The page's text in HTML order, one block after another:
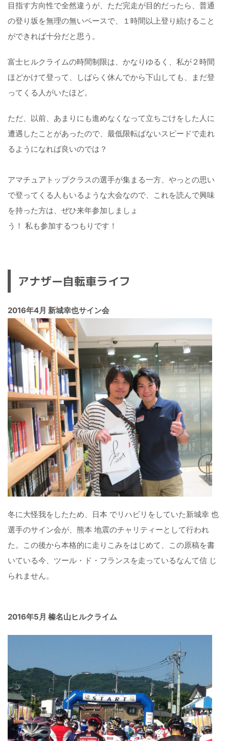
目指す方向性で全然違うが、ただ完走が目的だったら、普通
の登り坂を無理の無いペースで、１時間以上登り続けること
ができれば十分だと思う。
富士ヒルクライムの時間制限は、かなりゆるく、私が２時間
ほどかけて登って、しばらく休んでから下山しても、まだ登
ってくる人がいたほど。
ただ、以前、あまりにも進めなくなって立ちごけをした人に
遭遇したことがあったので、最低限転ばないスピードで走れ
るようになれば良いのでは？
アマチュアトップクラスの選手が集まる一方、やっとの思い
で登ってくる人もいるような大会なので、これを読んで興味
を持った方は、ぜひ来年参加しましょ
う！ 私も参加するつもりです！
アナザー自転車ライフ
2016年4月 新城幸也サイン会
冬に大怪我をしたため、日本 でリハビリをしていた新城幸 也
選手のサイン会が、熊本 地震のチャリティーとして行われ
た。この後から本格的に走りこみをはじめて、この原稿を書
いている今、ツール・ド・フランスを走っているなんて信 じ
られません。
2016年5月 榛名山ヒルクライム